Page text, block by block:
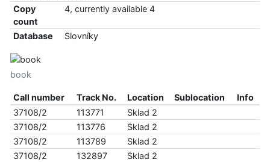
Copy
count
4, currently available 4
Database Slovníky
book
Call number Track No. Location Sublocation
Info
37108/2
113771
Sklad 2
37108/2
113776
Sklad 2
37108/2
113789
Sklad 2
37108/2
132897 Sklad 2